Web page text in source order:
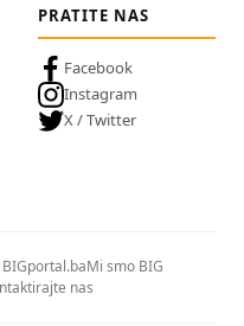
PRATITE NAS
Facebook
Instagram
X / Twitter
Mi smo BIG
nas